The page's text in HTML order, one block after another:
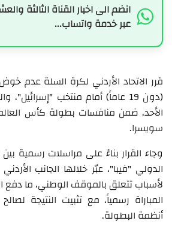
انضم الى اخبار القناة الثالثة
عبر خدمة واتساب...
قرر الاتحاد الأردني لكرة السلة عدم
(دون 19 عاماً) أمام منتخب
الأحد، ضمن منافسات بطولة كأس
سويسرا.
وجاء القرار بناءً على مراسلات رسمية بين
الدولي "فيبا"، عبّر خلالها الجانب
لأسباب تتعلق بالموقف الوطني، ما دفع
المباراة رسمياً، مع تثبيت النتيجة
أنظمة البطولة.